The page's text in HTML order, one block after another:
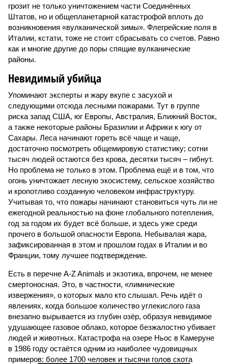
грозит не только уничтожением части Соединённых
Штатов, но и общепланетарной катастрофой вплоть до
возникновения «вулканической зимы». Флегрейские поля в
Италии, кстати, тоже не стоит сбрасывать со счетов. Равно
как и многие другие до поры спящие вулканические
районы.
Невидимый убийца
Упоминают эксперты и жару вкупе с засухой и
следующими отсюда лесными пожарами. Тут в группе
риска запад США, юг Европы, Австралия, Ближний Восток,
а также некоторые районы Бразилии и Африки к югу от
Сахары. Леса начинают гореть всё чаще и чаще,
достаточно посмотреть общемировую статистику; сотни
тысяч людей остаются без крова, десятки тысяч – гибнут.
Но проблема не только в этом. Проблема ещё и в том, что
огонь уничтожает лесную экосистему, сельское хозяйство
и кропотливо созданную человеком инфраструктуру.
Учитывая то, что пожары начинают становиться чуть ли не
ежегодной реальностью на фоне глобального потепления,
год за годом их будет всё больше, и здесь уже среди
прочего в большой опасности Европа. Небывалая жара,
зафиксированная в этом и прошлом годах в Италии и во
Франции, тому лучшее подтверждение.
Есть в перечне A-Z Animals и экзотика, впрочем, не менее
смертоносная. Это, в частности, «лимнические
извержения», о которых мало кто слышал. Речь идёт о
явлениях, когда большое количество углекислого газа
внезапно вырывается из глубин озёр, образуя невидимое
удушающее газовое облако, которое безжалостно убивает
людей и животных. Катастрофа на озере Ньос в Камеруне
в 1986 году остаётся одним из наиболее чудовищных
примеров: более 1700 человек и тысячи голов скота